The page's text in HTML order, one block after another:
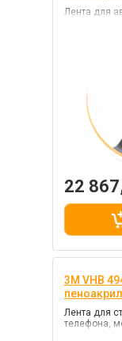
Лента для
22
3M VHB
пеноакрил
Лента для
телефона,